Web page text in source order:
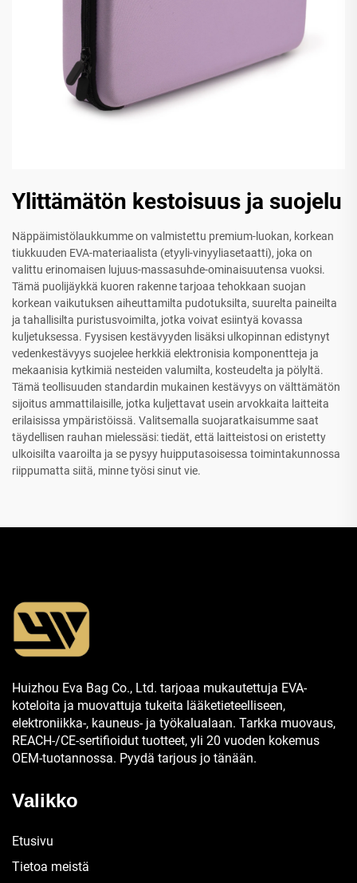
Ylittämätön kestoisuus ja suojelu
Näppäimistölaukkumme on valmistettu premium-luokan, korkean
tiukkuuden EVA-materiaalista (etyyli-vinyyliasetaatti), joka on
valittu erinomaisen lujuus-massasuhde-ominaisuutensa vuoksi.
Tämä puolijäykkä kuoren rakenne tarjoaa tehokkaan suojan
korkean vaikutuksen aiheuttamilta pudotuksilta, suurelta paineilta
ja tahallisilta puristusvoimilta, jotka voivat esiintyä kovassa
kuljetuksessa. Fyysisen kestävyyden lisäksi ulkopinnan edistynyt
vedenkestävyys suojelee herkkiä elektronisia komponentteja ja
mekaanisia kytkimiä nesteiden valumilta, kosteudelta ja pölyltä.
Tämä teollisuuden standardin mukainen kestävyys on välttämätön
sijoitus ammattilaisille, jotka kuljettavat usein arvokkaita laitteita
erilaisissa ympäristöissä. Valitsemalla suojaratkaisumme saat
täydellisen rauhan mielessäsi: tiedät, että laitteistosi on eristetty
ulkoisilta vaaroilta ja se pysyy huipputasoisessa toimintakunnossa
riippumatta siitä, minne työsi sinut vie.
Huizhou Eva Bag Co., Ltd. tarjoaa mukautettuja EVA-
koteloita ja muovattuja tukeita lääketieteelliseen,
elektroniikka-, kauneus- ja työkalualaan. Tarkka muovaus,
REACH-/CE-sertifioidut tuotteet, yli 20 vuoden kokemus
OEM-tuotannossa. Pyydä tarjous jo tänään.
Valikko
Etusivu
Tietoa meistä